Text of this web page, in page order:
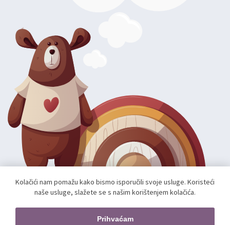
Kolačići nam pomažu kako bismo isporučili svoje usluge. Koristeći
naše usluge, slažete se s našim korištenjem kolačića.
Prihvaćam